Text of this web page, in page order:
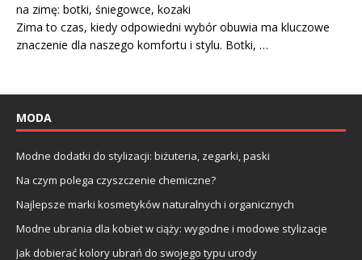
na zimę: botki, śniegowce, kozaki
Zima to czas, kiedy odpowiedni wybór obuwia ma kluczowe
znaczenie dla naszego komfortu i stylu. Botki, …
MODA
Modne dodatki do stylizacji: biżuteria, zegarki, paski
Na czym polega czyszczenie chemiczne?
Najlepsze marki kosmetyków naturalnych i organicznych
Modne ubrania dla kobiet w ciąży: wygodne i modowe stylizacje
Jak dobierać kolory ubrań do swojego typu urody